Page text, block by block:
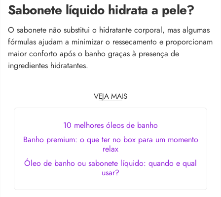
Sabonete líquido hidrata a pele?
O sabonete não substitui o hidratante corporal, mas algumas
fórmulas ajudam a minimizar o ressecamento e proporcionam
maior conforto após o banho graças à presença de
ingredientes hidratantes.
VEJA MAIS
10 melhores óleos de banho
Banho premium: o que ter no box para um momento
relax
Óleo de banho ou sabonete líquido: quando e qual
usar?